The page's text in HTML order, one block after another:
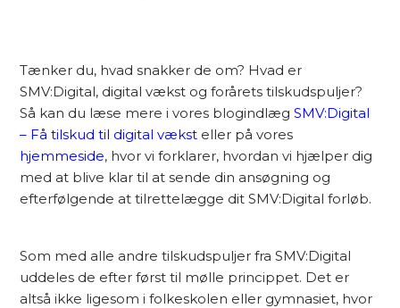
Tænker du, hvad snakker de om? Hvad er
SMV:Digital, digital vækst og forårets tilskudspuljer?
Så kan du læse mere i vores blogindlægSMV:Digital
– Få tilskud til digital vækst eller på vores
hjemmeside, hvor vi forklarer, hvordan vi hjælper dig
med at blive klar til at sende din ansøgning og
efterfølgende at tilrettelægge dit SMV:Digital forløb.
Som med alle andre tilskudspuljer fra SMV:Digital
uddeles de efter først til mølle princippet. Det er
altså ikke ligesom i folkeskolen eller gymnasiet, hvor